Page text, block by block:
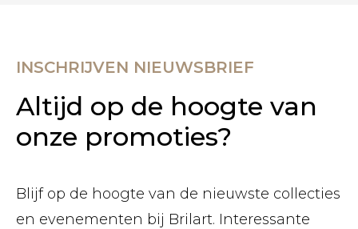
INSCHRIJVEN NIEUWSBRIEF
Altijd op de hoogte van
onze promoties?
Blijf op de hoogte van de nieuwste collecties
en evenementen bij Brilart. Interessante